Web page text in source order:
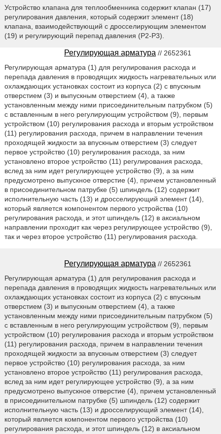
Устройство клапана для теплообменника содержит клапан (17)
регулирования давления, который содержит элемент (18)
клапана, взаимодействующий с дросселирующим элементом
(19) и регулирующий перепад давления (Р2-Р3).
Регулирующая арматура // 2652361
Регулирующая арматура (1) для регулирования расхода и
перепада давления в проводящих жидкость нагревательных или
охлаждающих установках состоит из корпуса (2) с впускным
отверстием (3) и выпускным отверстием (4), а также
установленным между ними присоединительным патрубком (5)
с вставленным в него регулирующим устройством (9), первым
устройством (10) регулирования расхода и вторым устройством
(11) регулирования расхода, причем в направлении течения
проходящей жидкости за впускным отверстием (3) следует
первое устройство (10) регулирования расхода, за ним
установлено второе устройство (11) регулирования расхода,
вслед за ним идет регулирующее устройство (9), а за ним
предусмотрено выпускное отверстие (4), причем установленный
в присоединительном патрубке (5) шпиндель (12) содержит
исполнительную часть (13) и дросселирующий элемент (14),
который является компонентом первого устройства (10)
регулирования расхода, и этот шпиндель (12) в аксиальном
направлении проходит как через регулирующее устройство (9),
так и через второе устройство (11) регулирования расхода.
Регулирующая арматура // 2652361
Регулирующая арматура (1) для регулирования расхода и
перепада давления в проводящих жидкость нагревательных или
охлаждающих установках состоит из корпуса (2) с впускным
отверстием (3) и выпускным отверстием (4), а также
установленным между ними присоединительным патрубком (5)
с вставленным в него регулирующим устройством (9), первым
устройством (10) регулирования расхода и вторым устройством
(11) регулирования расхода, причем в направлении течения
проходящей жидкости за впускным отверстием (3) следует
первое устройство (10) регулирования расхода, за ним
установлено второе устройство (11) регулирования расхода,
вслед за ним идет регулирующее устройство (9), а за ним
предусмотрено выпускное отверстие (4), причем установленный
в присоединительном патрубке (5) шпиндель (12) содержит
исполнительную часть (13) и дросселирующий элемент (14),
который является компонентом первого устройства (10)
регулирования расхода, и этот шпиндель (12) в аксиальном